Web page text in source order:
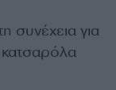
συνέχεια για
κατσαρόλα